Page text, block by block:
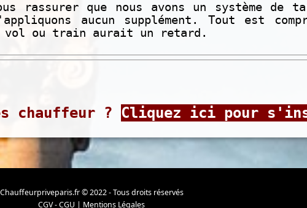
rassurer que nous avons un système de
aucun supplément. Tout est
ou train aurait un retard.
chauffeur ? Cliquez ici pour
Chauffeurpriveparis.fr © 2022 - Tous droits réservés
CGV - CGU | Mentions Légales